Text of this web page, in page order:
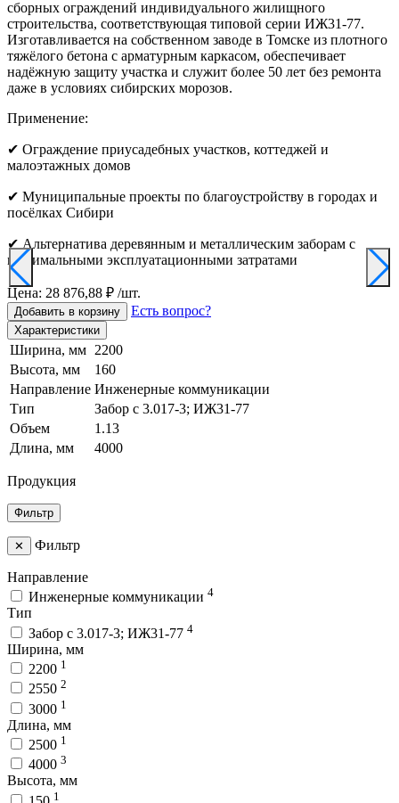
сборных ограждений индивидуального жилищного
строительства, соответствующая типовой серии ИЖ31-77.
Изготавливается на собственном заводе в Томске из плотного
тяжёлого бетона с арматурным каркасом, обеспечивает
надёжную защиту участка и служит более 50 лет без ремонта
даже в условиях сибирских морозов.
Применение:
✔ Ограждение приусадебных участков, коттеджей и
малоэтажных домов
✔ Муниципальные проекты по благоустройству в городах и
посёлках Сибири
✔ Альтернатива деревянным и металлическим заборам с
минимальными эксплуатационными затратами
Цена: 28 876,88 ₽ /шт.
Добавить в корзину Есть вопрос?
Характеристики
Ширина, мм 2200
Высота, мм
160
Направление Инженерные коммуникации
Тип
Забор с 3.017-3; ИЖ31-77
Объем
1.13
Длина, мм
4000
Продукция
Фильтр
✕ Фильтр
Направление
Инженерные коммуникации 4
Тип
Забор с 3.017-3; ИЖ31-77 4
Ширина, мм
2200 1
2550 2
3000 1
Длина, мм
2500 1
4000 3
Высота, мм
1